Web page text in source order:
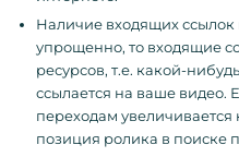
Наличие входящих ссылок
упрощенно, то входящие
ресурсов, т.е. какой-
ссылается на ваше видео.
переходам увеличивается
позиция ролика в поиске